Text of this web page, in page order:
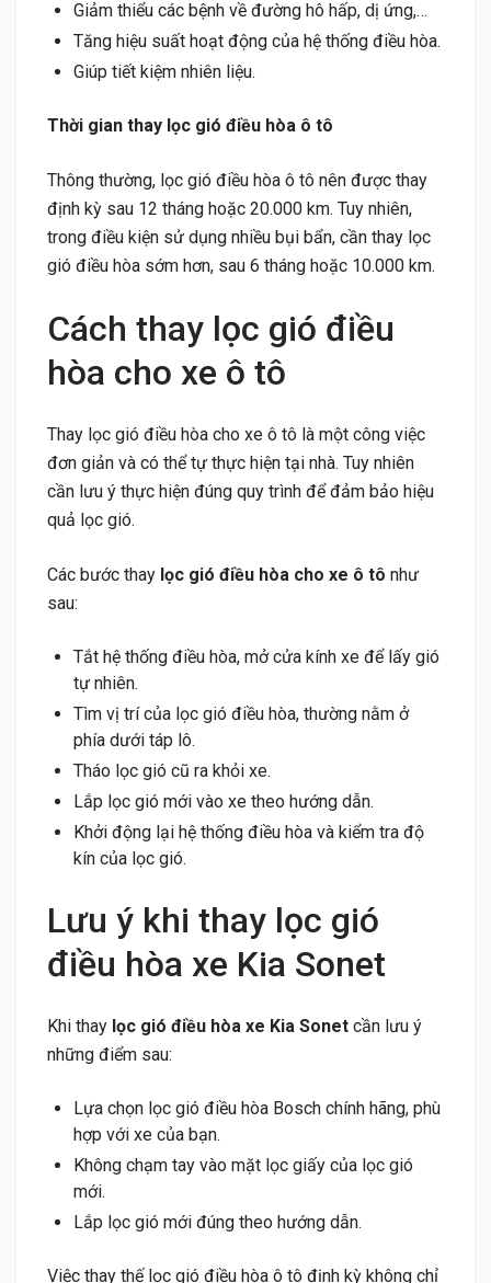
Giảm thiểu các bệnh về đường hô hấp, dị ứng,…
Tăng hiệu suất hoạt động của hệ thống điều hòa.
Giúp tiết kiệm nhiên liệu.
Thời gian thay lọc gió điều hòa ô tô
Thông thường, lọc gió điều hòa ô tô nên được thay
định kỳ sau 12 tháng hoặc 20.000 km. Tuy nhiên,
trong điều kiện sử dụng nhiều bụi bẩn, cần thay lọc
gió điều hòa sớm hơn, sau 6 tháng hoặc 10.000 km.
Cách thay lọc gió điều
hòa cho xe ô tô
Thay lọc gió điều hòa cho xe ô tô là một công việc
đơn giản và có thể tự thực hiện tại nhà. Tuy nhiên
cần lưu ý thực hiện đúng quy trình để đảm bảo hiệu
quả lọc gió.
Các bước thay lọc gió điều hòa cho xe ô tô như
sau:
Tắt hệ thống điều hòa, mở cửa kính xe để lấy gió
tự nhiên.
Tìm vị trí của lọc gió điều hòa, thường nằm ở
phía dưới táp lô.
Tháo lọc gió cũ ra khỏi xe.
Lắp lọc gió mới vào xe theo hướng dẫn.
Khởi động lại hệ thống điều hòa và kiểm tra độ
kín của lọc gió.
Lưu ý khi thay lọc gió
điều hòa xe Kia Sonet
Khi thay lọc gió điều hòa xe Kia Sonet cần lưu ý
những điểm sau:
Lựa chọn lọc gió điều hòa Bosch chính hãng, phù
hợp với xe của bạn.
Không chạm tay vào mặt lọc giấy của lọc gió
mới.
Lắp lọc gió mới đúng theo hướng dẫn.
Việc thay thế lọc gió điều hòa ô tô định kỳ không chỉ